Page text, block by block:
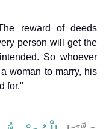
reward of deeds
person will get the
So whoever
woman to marry, his
for."